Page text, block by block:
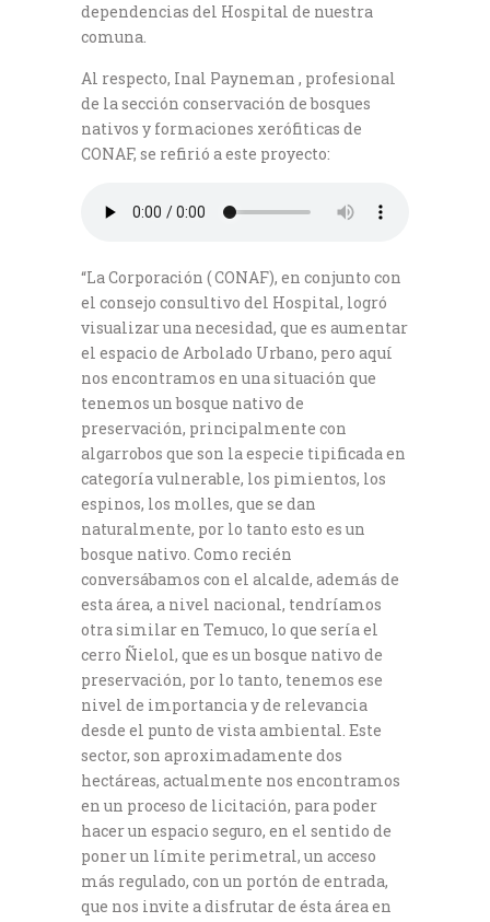
dependencias del Hospital de nuestra
comuna.
Al respecto, Inal Payneman , profesional
de la sección conservación de bosques
nativos y formaciones xerófiticas de
CONAF, se refirió a este proyecto:
“La Corporación ( CONAF), en conjunto con
el consejo consultivo del Hospital, logró
visualizar una necesidad, que es aumentar
el espacio de Arbolado Urbano, pero aquí
nos encontramos en una situación que
tenemos un bosque nativo de
preservación, principalmente con
algarrobos que son la especie tipificada en
categoría vulnerable, los pimientos, los
espinos, los molles, que se dan
naturalmente, por lo tanto esto es un
bosque nativo. Como recién
conversábamos con el alcalde, además de
esta área, a nivel nacional, tendríamos
otra similar en Temuco, lo que sería el
cerro Ñielol, que es un bosque nativo de
preservación, por lo tanto, tenemos ese
nivel de importancia y de relevancia
desde el punto de vista ambiental. Este
sector, son aproximadamente dos
hectáreas, actualmente nos encontramos
en un proceso de licitación, para poder
hacer un espacio seguro, en el sentido de
poner un límite perimetral, un acceso
más regulado, con un portón de entrada,
que nos invite a disfrutar de ésta área en